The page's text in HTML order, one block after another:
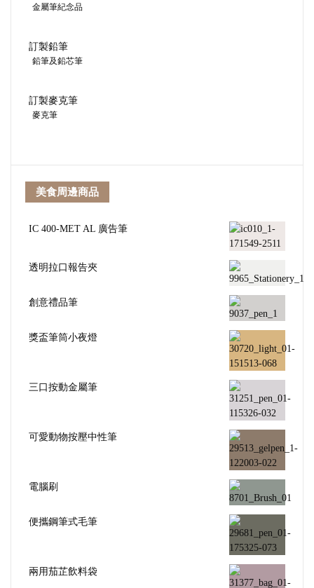
金屬筆紀念品
訂製鉛筆
鉛筆及鉛芯筆
訂製麥克筆
麥克筆
美食周邊商品
IC 400-MET AL 廣告筆
透明拉口報告夾
創意禮品筆
獎盃筆筒小夜燈
三口按動金屬筆
可愛動物按壓中性筆
電腦刷
便攜鋼筆式毛筆
兩用茄芷飲料袋